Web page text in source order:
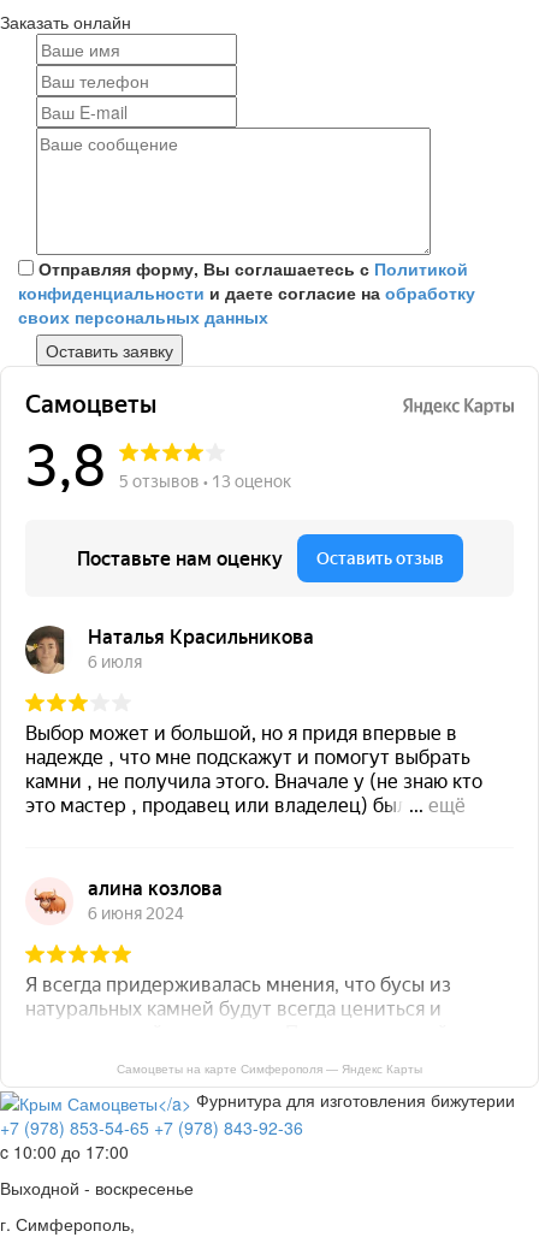
Заказать онлайн
Отправляя форму, Вы соглашаетесь с Политикой
конфиденциальности и даете согласие на обработку
своих персональных данных
Самоцветы на карте Симферополя — Яндекс Карты
Фурнитура для изготовления бижутерии
+7 (978) 853-54-65 +7 (978) 843-92-36
c 10:00 до 17:00
Выходной - воскресенье
г. Симферополь,